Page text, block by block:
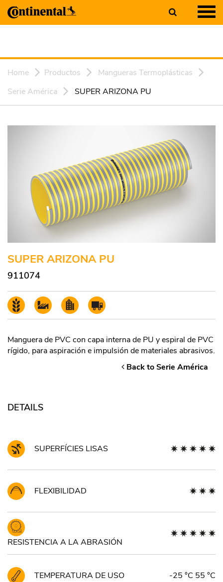
Home Productos
Mangueras Termoplásticas
Serie América
SUPER ARIZONA PU
SUPER ARIZONA PU
911074
Manguera de PVC con capa interna de PU y espiral de PVC
rígido, para aspiración e impulsión de materiales abrasivos.
Back to Serie América
DETAILS
SUPERFÍCIES LISAS
FLEXIBILIDAD
RESISTENCIA A LA ABRASIÓN
TEMPERATURA DE USO -25 °C 55 °C